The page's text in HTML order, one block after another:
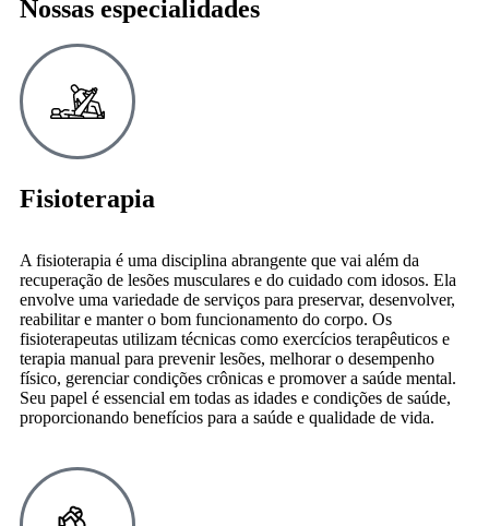
Nossas especialidades
Fisioterapia
A fisioterapia é uma disciplina abrangente que vai além da
recuperação de lesões musculares e do cuidado com idosos. Ela
envolve uma variedade de serviços para preservar, desenvolver,
reabilitar e manter o bom funcionamento do corpo. Os
fisioterapeutas utilizam técnicas como exercícios terapêuticos e
terapia manual para prevenir lesões, melhorar o desempenho
físico, gerenciar condições crônicas e promover a saúde mental.
Seu papel é essencial em todas as idades e condições de saúde,
proporcionando benefícios para a saúde e qualidade de vida.